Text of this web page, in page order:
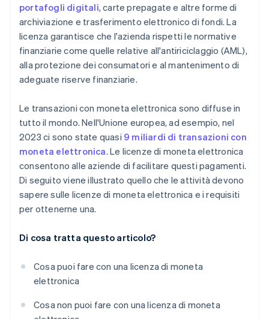
portafogli digitali, carte prepagate e altre forme di
archiviazione e trasferimento elettronico di fondi. La
licenza garantisce che l'azienda rispetti le normative
finanziarie come quelle relative all'antiriciclaggio (AML),
alla protezione dei consumatori e al mantenimento di
adeguate riserve finanziarie.
Le transazioni con moneta elettronica sono diffuse in
tutto il mondo. Nell'Unione europea, ad esempio, nel
2023 ci sono state quasi 9 miliardi di transazioni con
moneta elettronica. Le licenze di moneta elettronica
consentono alle aziende di facilitare questi pagamenti.
Di seguito viene illustrato quello che le attività devono
sapere sulle licenze di moneta elettronica e i requisiti
per ottenerne una.
Di cosa tratta questo articolo?
Cosa puoi fare con una licenza di moneta
elettronica
Cosa non puoi fare con una licenza di moneta